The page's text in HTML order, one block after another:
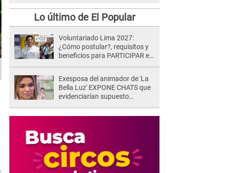
Lo último de El Popular
Voluntariado Lima 2027:
¿Cómo postular?, requisitos y
beneficios para PARTICIPAR en
Exesposa del animador de 'La
Bella Luz' EXPONE CHATS que
evidenciarían supuesto